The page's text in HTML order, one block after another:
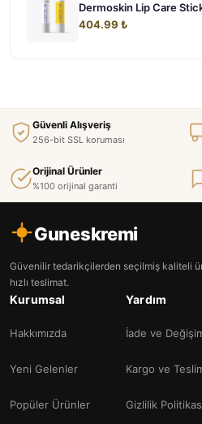
Dermoskin Lip Care
404.99 ₺
Güvenli Alışveriş
256-bit SSL koruması
Orijinal Ürünler
%100 orijinal garanti
Guneskremi
Güvenilir tedarikçilerden seçilmiş kaliteli
hızlı teslimat.
Kurumsal
Hakkımızda
Yeni Gelenler
Popüler Ürünler
Yardım
İade ve
Kargo ve
Gizlilik